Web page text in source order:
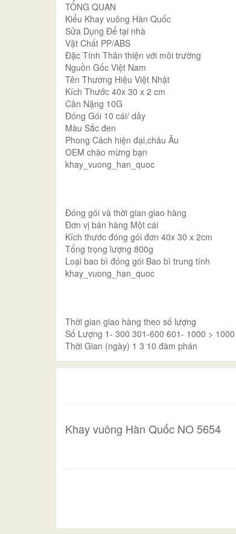
TỔNG QUAN
Kiểu Khay vuông Hàn Quốc
Sửa Dụng Để tại nhà
Vật Chất PP/ABS
Đặc Tính Thân thiện với môi trường
Nguồn Gốc Việt Nam
Tên Thương Hiệu Việt Nhật
Kích Thước 40x 30 x 2 cm
Cân Nặng 10G
Đóng Gói 10 cái/ dây
Màu Sắc đen
Phong Cách hiện đại,châu Âu
OEM chào mừng bạn
khay_vuong_han_quoc
Đóng gói và thời gian giao hàng
Đơn vị bán hàng Một cái
Kích thước đóng gói đơn 40x 30 x 2cm
Tổng trọng lượng 800g
Loại bao bì đóng gói Bao bì trung tính
khay_vuong_han_quoc
Thời gian giao hàng theo số lượng
Số Lượng 1- 300 301-600 601- 1000 > 1000
Thời Gian (ngày) 1 3 10 đàm phán
Khay vuông Hàn Quốc NO 5654